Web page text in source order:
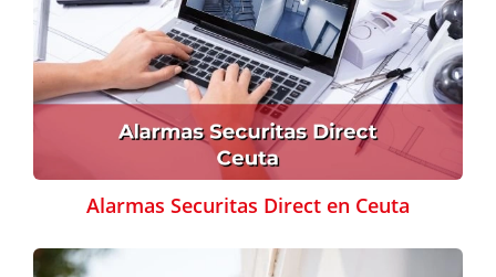
Alarmas Securitas Direct en Ceuta